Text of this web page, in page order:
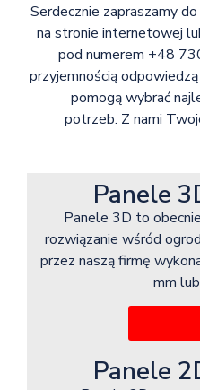
Serdecznie zapraszamy
na stronie internetowej
pod numerem +48
przyjemnością
pomogą wybrać
potrzeb. Z nami
Panele
Panele 3D to
rozwiązanie wśród
przez naszą firmę
mm
Panele